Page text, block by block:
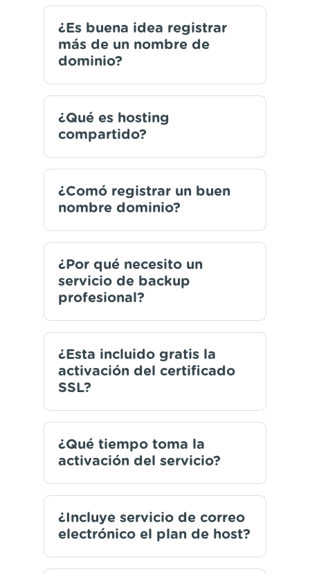
¿Es buena idea registrar
más de un nombre de
dominio?
¿Qué es hosting
compartido?
¿Comó registrar un buen
nombre dominio?
¿Por qué necesito un
servicio de backup
profesional?
¿Esta incluido gratis la
activación del certificado
SSL?
¿Qué tiempo toma la
activación del servicio?
¿Incluye servicio de correo
electrónico el plan de host?